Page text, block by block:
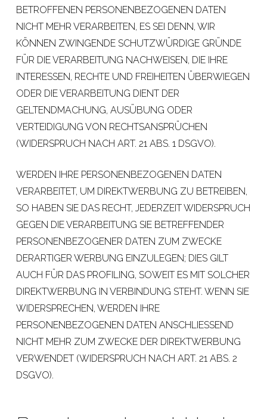
BETROFFENEN PERSONENBEZOGENEN DATEN
NICHT MEHR VERARBEITEN, ES SEI DENN, WIR
KÖNNEN ZWINGENDE SCHUTZWÜRDIGE GRÜNDE
FÜR DIE VERARBEITUNG NACHWEISEN, DIE IHRE
INTERESSEN, RECHTE UND FREIHEITEN ÜBERWIEGEN
ODER DIE VERARBEITUNG DIENT DER
GELTENDMACHUNG, AUSÜBUNG ODER
VERTEIDIGUNG VON RECHTSANSPRÜCHEN
(WIDERSPRUCH NACH ART. 21 ABS. 1 DSGVO).
WERDEN IHRE PERSONENBEZOGENEN DATEN
VERARBEITET, UM DIREKTWERBUNG ZU BETREIBEN,
SO HABEN SIE DAS RECHT, JEDERZEIT WIDERSPRUCH
GEGEN DIE VERARBEITUNG SIE BETREFFENDER
PERSONENBEZOGENER DATEN ZUM ZWECKE
DERARTIGER WERBUNG EINZULEGEN; DIES GILT
AUCH FÜR DAS PROFILING, SOWEIT ES MIT SOLCHER
DIREKTWERBUNG IN VERBINDUNG STEHT. WENN SIE
WIDERSPRECHEN, WERDEN IHRE
PERSONENBEZOGENEN DATEN ANSCHLIESSEND
NICHT MEHR ZUM ZWECKE DER DIREKTWERBUNG
VERWENDET (WIDERSPRUCH NACH ART. 21 ABS. 2
DSGVO).